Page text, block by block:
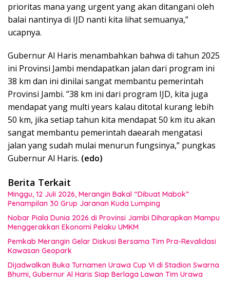
prioritas mana yang urgent yang akan ditangani oleh
balai nantinya di IJD nanti kita lihat semuanya,”
ucapnya.
Gubernur Al Haris menambahkan bahwa di tahun 2025
ini Provinsi Jambi mendapatkan jalan dari program ini
38 km dan ini dinilai sangat membantu pemerintah
Provinsi Jambi. ”38 km ini dari program IJD, kita juga
mendapat yang multi years kalau ditotal kurang lebih
50 km, jika setiap tahun kita mendapat 50 km itu akan
sangat membantu pemerintah daearah mengatasi
jalan yang sudah mulai menurun fungsinya,” pungkas
Gubernur Al Haris. (edo)
Berita Terkait
Minggu, 12 Juli 2026, Merangin Bakal “Dibuat Mabok”
Penampilan 30 Grup Jaranan Kuda Lumping
Nobar Piala Dunia 2026 di Provinsi Jambi Diharapkan Mampu
Menggerakkan Ekonomi Pelaku UMKM
Pemkab Merangin Gelar Diskusi Bersama Tim Pra-Revalidasi
Kawasan Geopark
Dijadwalkan Buka Turnamen Urawa Cup VI di Stadion Swarna
Bhumi, Gubernur Al Haris Siap Berlaga Lawan Tim Urawa